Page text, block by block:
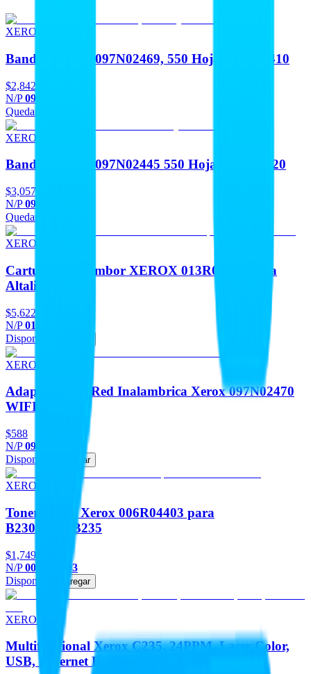
XEROX
Bandeja Xerox 097N02469, 550 Hojas Para B410
$2,842
N/P097N02469
Quedan 2
XEROX
Bandeja Xerox 097N02445 550 Hojas Para B620
$3,057
N/P097N02445
Quedan 2
XEROX
Cartucho de Tambor XEROX 013R00681 para
Altalink C8130
$5,622
N/P013R00681
Disponible
XEROX
Adaptador De Red Inalambrica Xerox 097N02470
WIFI
$588
N/P097N02470
Disponible
Agregar
XEROX
Toner Negro Xerox 006R04403 para
B230/B225/B235
$1,749
N/P006R04403
Disponible
Agregar
XEROX
Multifuncional Xerox C235, 24PPM, Laser Color,
USB, Ethernet Red,